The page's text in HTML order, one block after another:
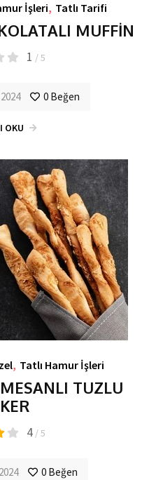
İşleri, Tatlı Tarifi
MUFFİN
1 / 5
0 Beğen
OKU
, Tatlı Hamur İşleri
TUZLU
4 / 5
0Beğen